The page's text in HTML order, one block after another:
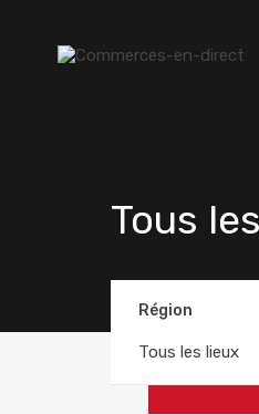
Tous
Région
Tous les lieux